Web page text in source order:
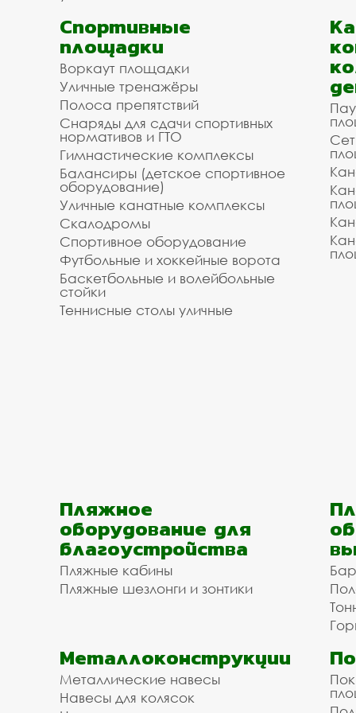
Спортивные
площадки
Воркаут площадки
Уличные тренажёры
Полоса препятствий
Снаряды для сдачи спортивных
нормативов и ГТО
Гимнастические комплексы
Балансиры (детское спортивное
оборудование)
Уличные канатные комплексы
Скалодромы
Спортивное оборудование
Футбольные и хоккейные ворота
Баскетбольные и волейбольные
стойки
Теннисные столы уличные
Пляжное
оборудование для
благоустройства
Пляжные кабины
Пляжные шезлонги и зонтики
Металлоконструкции
Металлические навесы
Навесы для колясок